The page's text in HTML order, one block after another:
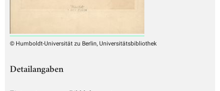
© Humboldt-Universität zu Berlin, Universitätsbibliothek
Detailangaben